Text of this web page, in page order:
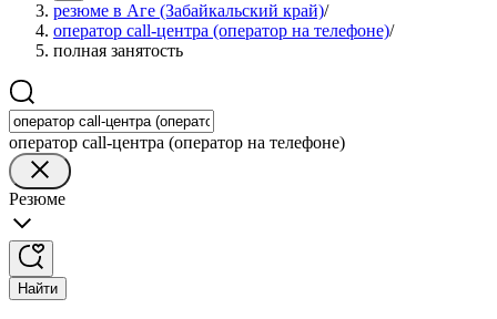
резюме в Аге (Забайкальский край)/
оператор call-центра (оператор на телефоне)/
полная занятость
оператор call-центра (оператор на телефоне)
Резюме
Найти